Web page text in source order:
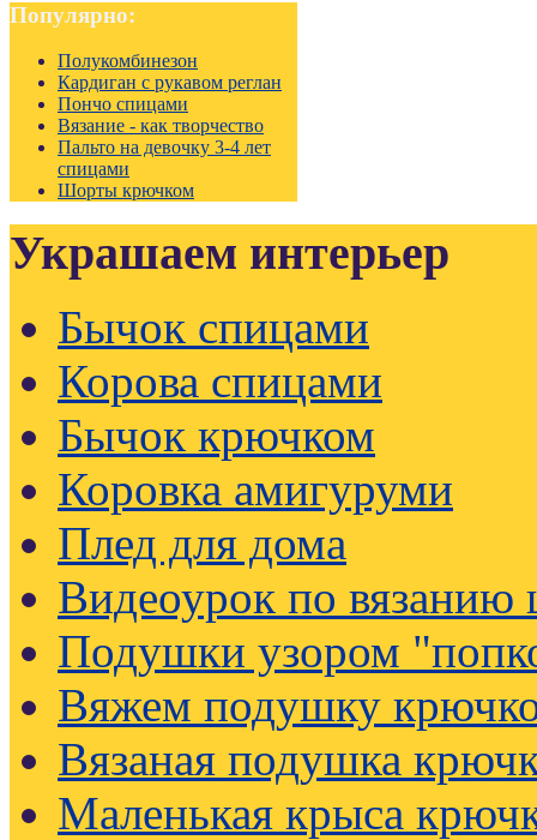
Популярно:
Полукомбинезон
Кардиган с рукавом реглан
Пончо спицами
Вязание - как творчество
Пальто на девочку 3-4 лет
спицами
Шорты крючком
Украшаем интерьер
Бычок спицами
Корова спицами
Бычок крючком
Коровка амигуруми
Плед для дома
Видеоурок по
Подушки узором
Вяжем подушку
Вязаная подушка
Маленькая крыса